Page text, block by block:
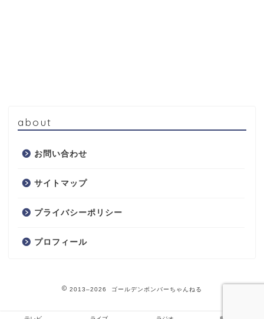
about
お問い合わせ
サイトマップ
プライバシーポリシー
プロフィール
2013–2026 ゴールデンボンバーちゃんねる